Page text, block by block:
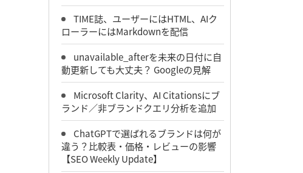
TIME誌、ユーザーにはHTML、AIク
ローラーにはMarkdownを配信
unavailable_afterを未来の日付に自
動更新しても大丈夫？ Googleの見解
Microsoft Clarity、AI Citationsにブ
ランド／非ブランドクエリ分析を追加
ChatGPTで選ばれるブランドは何が
違う？比較表・価格・レビューの影響
【SEO Weekly Update】